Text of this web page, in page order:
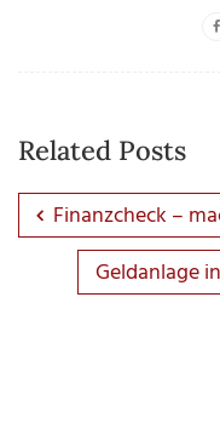
Related Posts
Finanzcheck –
Geldanlage